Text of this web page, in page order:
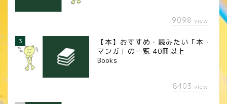
9098 view
3
【本】おすすめ・読みたい「本・
マンガ」の一覧 40冊以上
Books
8403 view